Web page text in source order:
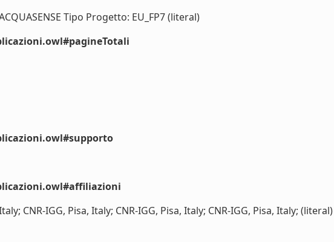
Tipo Progetto: EU_FP7 (literal)
CNR-IGG, Pisa, Italy; CNR-IGG, Pisa, Italy; CNR-IGG, Pisa, Italy; (literal)